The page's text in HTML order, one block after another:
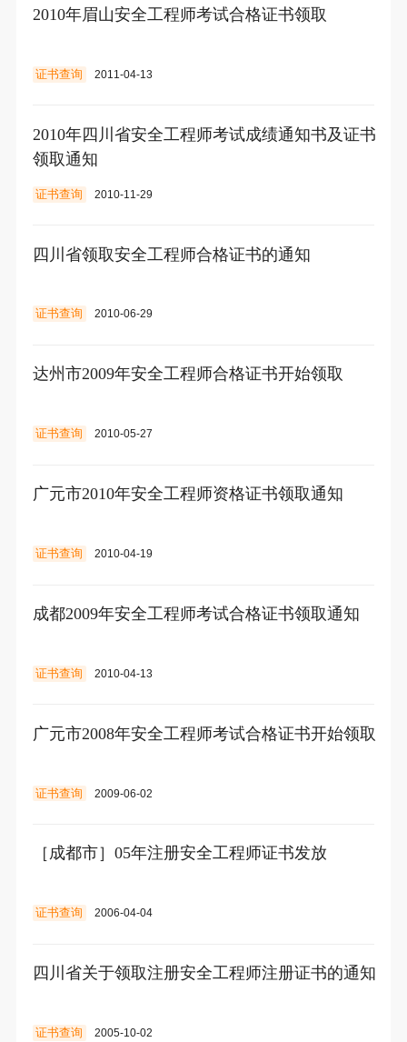
2010年眉山安全工程师考试合格证书领取
证书查询 2011-04-13
2010年四川省安全工程师考试成绩通知书及证书
领取通知
证书查询 2010-11-29
四川省领取安全工程师合格证书的通知
证书查询 2010-06-29
达州市2009年安全工程师合格证书开始领取
证书查询 2010-05-27
广元市2010年安全工程师资格证书领取通知
证书查询 2010-04-19
成都2009年安全工程师考试合格证书领取通知
证书查询 2010-04-13
广元市2008年安全工程师考试合格证书开始领取
证书查询 2009-06-02
［成都市］05年注册安全工程师证书发放
证书查询 2006-04-04
四川省关于领取注册安全工程师注册证书的通知
证书查询 2005-10-02